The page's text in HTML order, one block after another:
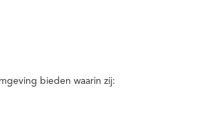
bieden waarin zij: